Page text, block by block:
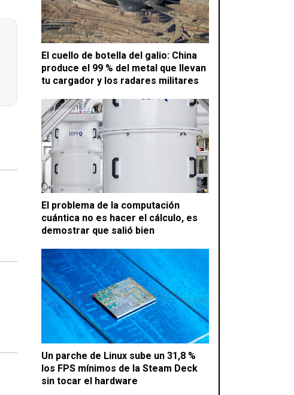
El cuello de botella del galio: China
produce el 99 % del metal que llevan
tu cargador y los radares militares
El problema de la computación
cuántica no es hacer el cálculo, es
demostrar que salió bien
Un parche de Linux sube un 31,8 %
los FPS mínimos de la Steam Deck
sin tocar el hardware